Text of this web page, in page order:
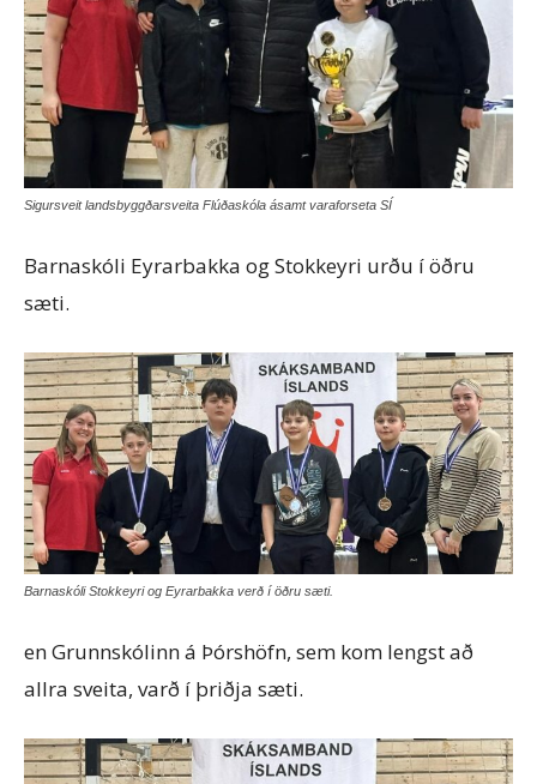
Sigursveit landsbyggðarsveita Flúðaskóla ásamt varaforseta SÍ
Barnaskóli Eyrarbakka og Stokkeyri urðu í öðru
sæti.
Barnaskóli Stokkeyri og Eyrarbakka verð í öðru sæti.
en Grunnskólinn á Þórshöfn, sem kom lengst að
allra sveita, varð í þriðja sæti.